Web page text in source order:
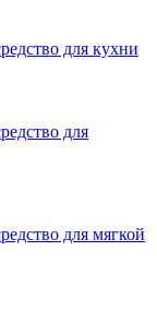
для кухни
для
для мягкой